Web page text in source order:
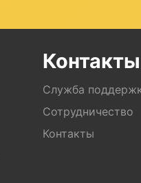
Контакты
Служба
Сотрудничество
Контакты